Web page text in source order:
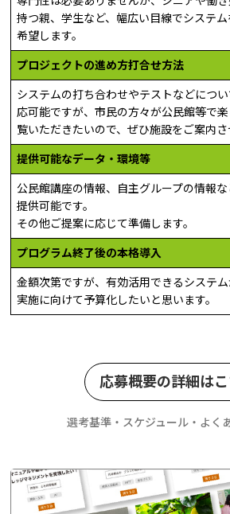
持つ親、学生など、幅広い目線でシステ
希望します。
プロジェクトの進め方打合せ方法
システムの打ち合わせやテストなどにつ
応可能ですが、市民の方々が公民館等で
覧いただきたいので、ぜひ施設をご案内さ
提供可能なデータ・環境等
公民館講座の情報、自主グループの情報
提供可能です。
その他ご提案に応じて準備します。
プログラム終了後の本格導入
金額次第ですが、有効活用できるシステ
実施に向けて予算化したいと思います。
応募概要の詳細は
選考基準・スケジュール・よく